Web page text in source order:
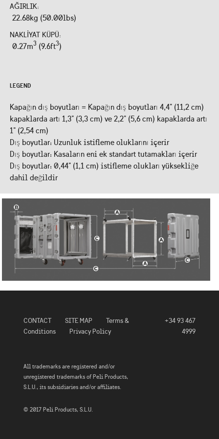
AĞIRLIK:
22.68kg (50.00lbs)
NAKLIYAT KÜPÜ:
0.27m3 (9.6ft3)
LEGEND
Kapağın dış boyutları = Kapağın dış boyutları 4,4" (11,2 cm)
kapaklarda artı 1,3" (3,3 cm) ve 2,2" (5,6 cm) kapaklarda artı
1" (2,54 cm)
Dış boyutlar: Uzunluk istifleme oluklarını içerir
Dış boyutlar: Kasaların eni ek standart tutamakları içerir
Dış boyutlar: 0,44" (1,1 cm) istifleme olukları yüksekliğe
dahil değildir
CONTACT SITE MAP
Terms &
Conditions
Privacy Policy
+34 93 467
4999
All trademarks are registered and/or
unregistered trademarks of Peli Products,
S.L.U., its subsidiaries and/or affiliates.
© 2017 Peli Products, S.L.U.